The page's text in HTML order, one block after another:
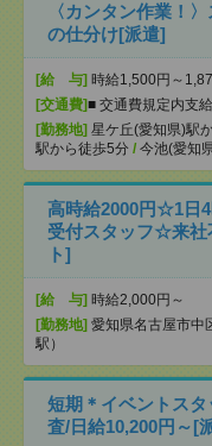
〈カンタン作業！
の仕分け[派遣]
[給 与] 時給1,500円～
[交通費]■ 交通費規定内支
[勤務地] 星ケ丘(愛知県)駅
駅から徒歩5分 / 今池(愛知
高時給2000円☆1日
受付スタッフ☆来社
ト]
[給 与] 時給2,000円～
[勤務地] 愛知県名古屋市中
駅）
短期＊イベントス
査/日給10,200円～[